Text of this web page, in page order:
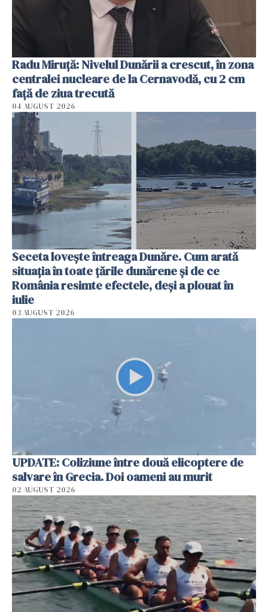
Radu Miruţă: Nivelul Dunării a crescut, în zona
centralei nucleare de la Cernavodă, cu 2 cm
faţă de ziua trecută
04 AUGUST 2026
Seceta lovește întreaga Dunăre. Cum arată
situația în toate țările dunărene și de ce
România resimte efectele, deși a plouat în
iulie
03 AUGUST 2026
UPDATE: Coliziune între două elicoptere de
salvare în Grecia. Doi oameni au murit
02 AUGUST 2026